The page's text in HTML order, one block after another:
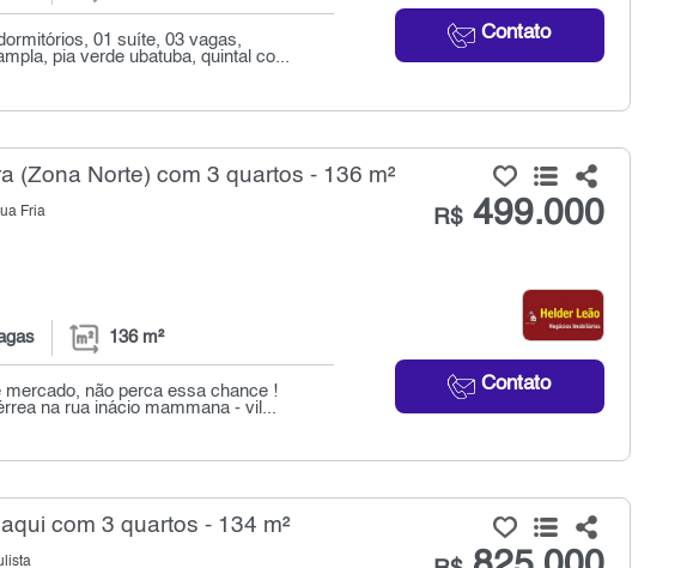
Contato
01 suíte, 03 vagas,
pia verde ubatuba, quintal co...
(Zona Norte) com 3 quartos - 136 m²
Fria R$499.000
Contato
136 m²
não perca essa chance !
na rua inácio mammana - vil...
com 3 quartos - 134 m²